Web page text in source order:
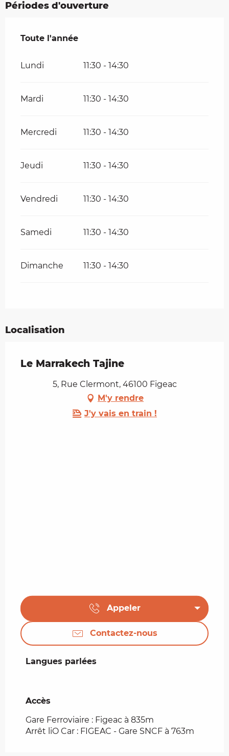
Périodes d'ouverture
Toute l'année
Toute l'année
Lundi 11:30 - 14:30
Mardi 11:30 - 14:30
Mercredi 11:30 - 14:30
Jeudi 11:30 - 14:30
Vendredi 11:30 - 14:30
Samedi 11:30 - 14:30
Dimanche 11:30 - 14:30
Localisation
Le Marrakech Tajine
5, Rue Clermont, 46100 Figeac
M'y rendre
J'y vais en train !
Appeler
Contactez-nous
Langues parlées
Langues parlées
Accès
Accès
Gare Ferroviaire : Figeac à 835m
Arrêt liO Car : FIGEAC - Gare SNCF à 763m